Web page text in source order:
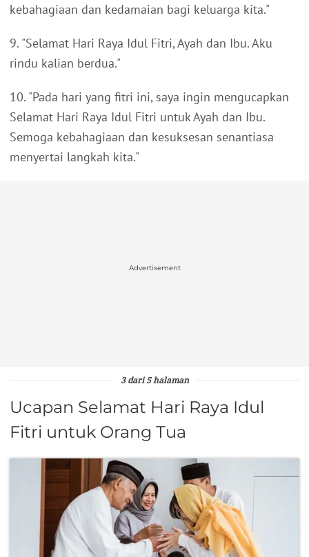
kebahagiaan dan kedamaian bagi keluarga kita."
9. "Selamat Hari Raya Idul Fitri, Ayah dan Ibu. Aku
rindu kalian berdua."
10. "Pada hari yang fitri ini, saya ingin mengucapkan
Selamat Hari Raya Idul Fitri untuk Ayah dan Ibu.
Semoga kebahagiaan dan kesuksesan senantiasa
menyertai langkah kita."
Advertisement
3 dari 5 halaman
Ucapan Selamat Hari Raya Idul
Fitri untuk Orang Tua